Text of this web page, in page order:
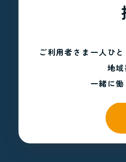
ご利用者さま一人ひ
地域
一緒に